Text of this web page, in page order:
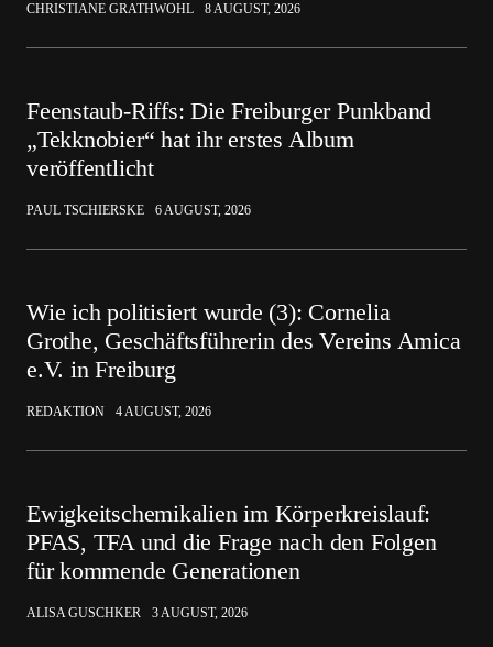
CHRISTIANE GRATHWOHL 8 AUGUST, 2026
Feenstaub-Riffs: Die Freiburger Punkband
„Tekknobier“ hat ihr erstes Album
veröffentlicht
PAUL TSCHIERSKE 6 AUGUST, 2026
Wie ich politisiert wurde (3): Cornelia
Grothe, Geschäftsführerin des Vereins Amica
e.V. in Freiburg
REDAKTION 4 AUGUST, 2026
Ewigkeitschemikalien im Körperkreislauf:
PFAS, TFA und die Frage nach den Folgen
für kommende Generationen
ALISA GUSCHKER 3 AUGUST, 2026